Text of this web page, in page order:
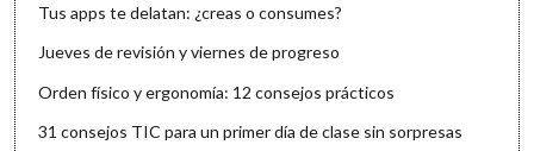
Tus apps te delatan: ¿creas o consumes?
Jueves de revisión y viernes de progreso
Orden físico y ergonomía: 12 consejos prácticos
31 consejos TIC para un primer día de clase sin sorpresas